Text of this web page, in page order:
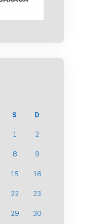
S D
1 2
8 9
15 16
22 23
29 30